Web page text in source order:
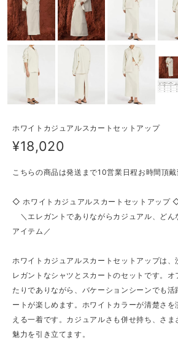
ホワイトカジュアルスカートセットアップ
¥18,020
こちらの商品は発送まで10営業日程お時間頂戴
◇ ホワイトカジュアルスカートセットアップ
＼エレガントでありながらカジュアル、どん
アイテム／
ホワイトカジュアルスカートセットアップは
レガントなシャツとスカートのセットです。
たりでありながら、バケーションシーンでも活
ートが楽しめます。ホワイトカラーが清楚さ
える一着です。カジュアルさも併せ持ち、さ
魅力を引き立てます。